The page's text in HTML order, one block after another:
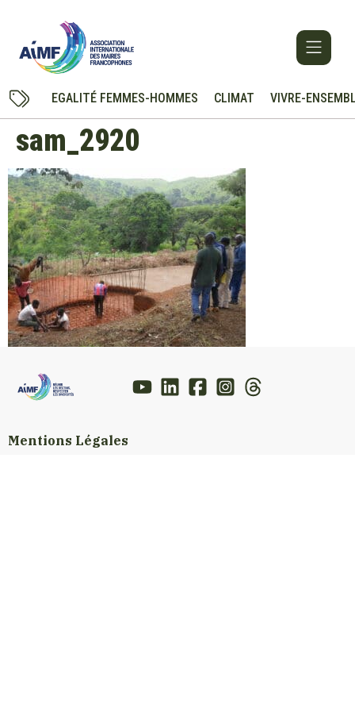
EGALITÉ FEMMES-HOMMES CLIMAT VIVRE-
sam_2920
Mentions Légales